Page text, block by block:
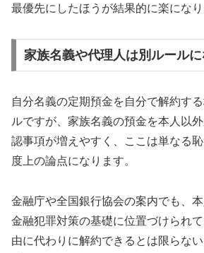
最優先にしたほうが結果的に楽になり
家族名義や代理人は別ルール
自分名義の定期預金を自分で解約す
ルですが、家族名義の預金を本人以
認事項が増えやすく、ここは単なる
度上の論点になります。
金融庁や全国銀行協会の案内でも、
金融犯罪対策の基礎に位置づけられ
由に代わりに解約できるとは限らな